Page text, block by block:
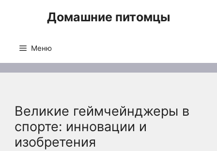
Домашние питомцы
Меню
Великие геймчейнджеры в
спорте: инновации и
изобретения